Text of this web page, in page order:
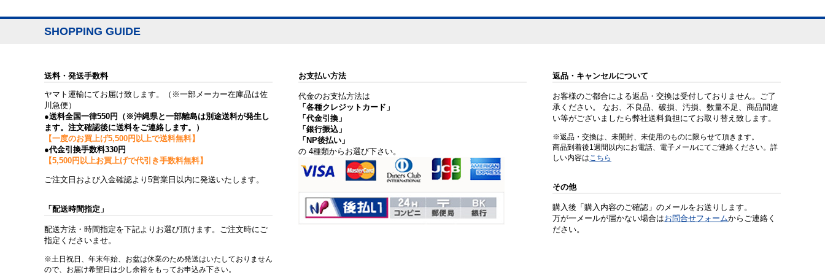
SHOPPING GUIDE
送料・発送手数料
ヤマト運輸にてお届け致します。（※一部メーカー在庫品は佐
川急便）
●送料全国一律550円（※沖縄県と一部離島は別途送料が発生し
ます。注文確認後に送料をご連絡します。）
【一度のお買上げ5,500円以上で送料無料】
●代金引換手数料330円
【5,500円以上お買上げで代引き手数料無料】
ご注文日および入金確認より5営業日以内に発送いたします。
「配送時間指定」
配送方法・時間指定を下記よりお選び頂けます。ご注文時にご
指定くださいませ。
※土日祝日、年末年始、お盆は休業のため発送はいたしておりません
ので、お届け希望日は少し余裕をもってお申込み下さい。
お支払い方法
代金のお支払方法は
「各種クレジットカード」
「代金引換」
「銀行振込」
「NP後払い」
の 4種類からお選び下さい。
返品・キャンセルについて
お客様のご都合による返品・交換は受付しておりません。ご了
承ください。 なお、不良品、破損、汚損、数量不足、商品間違
い等がございましたら弊社送料負担にてお取り替え致します。
※返品・交換は、未開封、未使用のものに限らせて頂きます。
商品到着後1週間以内にお電話、電子メールにてご連絡ください。詳
しい内容はこちら
その他
購入後「購入内容のご確認」のメールをお送りします。
万が一メールが届かない場合はお問合せフォームからご連絡く
ださい。